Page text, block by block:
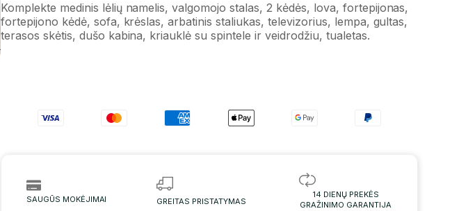
Komplekte medinis lėlių namelis, valgomojo stalas, 2 kėdės, lova, fortepijonas,
fortepijono kėdė, sofa, krėslas, arbatinis staliukas, televizorius, lempa, gultas,
terasos skėtis, dušo kabina, kriauklė su spintele ir veidrodžiu, tualetas.
SAUGŪS MOKĖJIMAI GREITAS PRISTATYMAS
14 DIENŲ PREKĖS
GRAŽINIMO GARANTIJA